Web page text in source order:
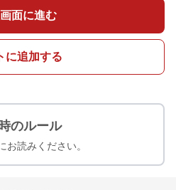
面に進む
に追加する
のルール
お読みください。